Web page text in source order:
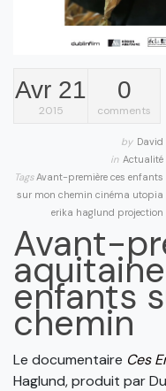
Avr 21
2015
0
comments
by David
in Actualité
Tags Avant-première ces enfants
sur mon chemin cinéma utopia
erika haglund projection
Avant-
enfants
chemin
Le documentaire Ces
Haglund, produit par